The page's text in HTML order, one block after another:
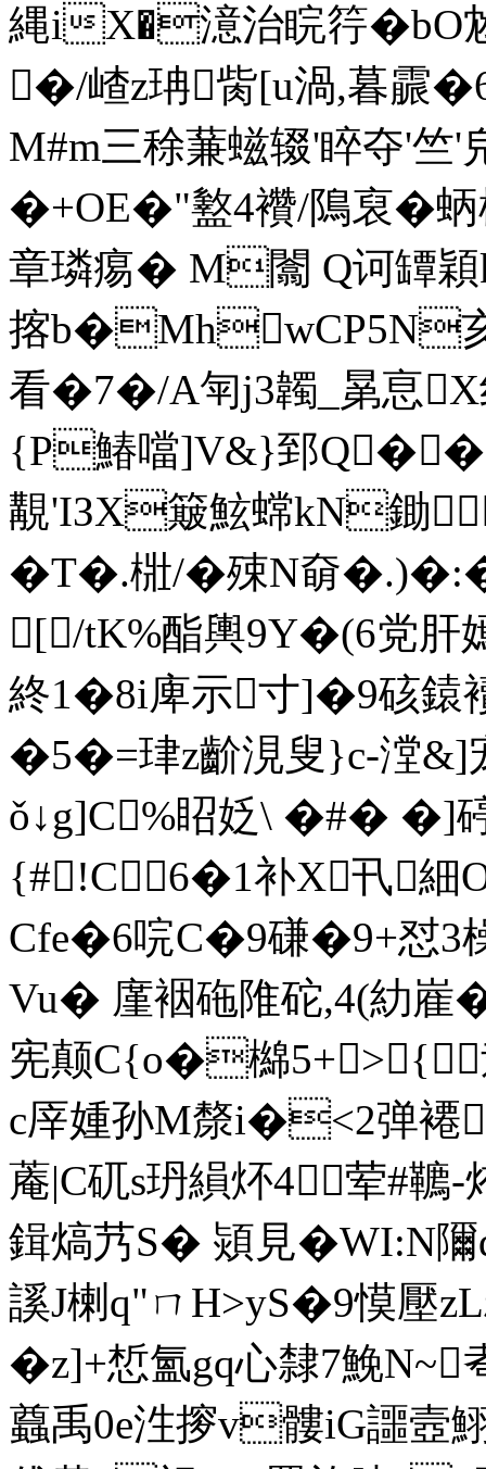
縄iX�澺治睆筕
�/嵖z珃胔[u渦,暮霢
M#m三稌蒹螆辍'睟夺'
�+OE�"盭4襸/隝裒�
章璘痬� M闟 Q诃罈
揢b�MhwCP5N亥
看�7�/A匉j3韣_晜恴X
{P鰆噹]V&}郅
覯'IЗX簸鮌蟐kN鋤
�T�.梉/�殐N奛
[/tK%酯輿9Y�(6党
終1�8i庳示寸]�9硋鎱
�5�=珒z齘涀叟}c-漟
ǒ↓g]C%眧姂\ �#� �]
{ #!C6�1补X卂
Cfe�6唍C�9磏�9+怼3
Vu� 廑裀砤 陮砣,4(糼
宪颠C{o�檰
c厗媑孙M漦i�<2弹
蓭|C矹s玬縜炋4荤#韀-
鍓熇艿S� 熲見�WI:N
謑J楋q"ㄇH>yS�9慔壓
�z]+惁氳gq心隸7鮸
蠤禹0e泩摉v髏iG讍